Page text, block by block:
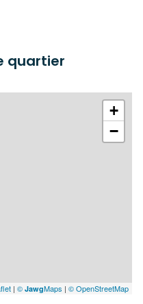
quartier
+
−
| © JawgMaps | © OpenStreetMap